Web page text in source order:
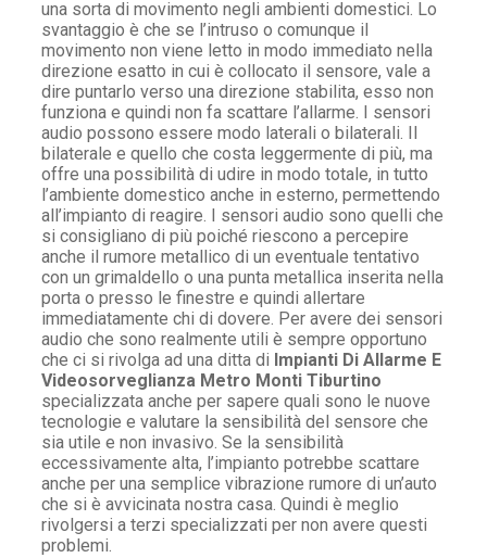
una sorta di movimento negli ambienti domestici. Lo
svantaggio è che se l’intruso o comunque il
movimento non viene letto in modo immediato nella
direzione esatto in cui è collocato il sensore, vale a
dire puntarlo verso una direzione stabilita, esso non
funziona e quindi non fa scattare l’allarme. I sensori
audio possono essere modo laterali o bilaterali. Il
bilaterale e quello che costa leggermente di più, ma
offre una possibilità di udire in modo totale, in tutto
l’ambiente domestico anche in esterno, permettendo
all’impianto di reagire. I sensori audio sono quelli che
si consigliano di più poiché riescono a percepire
anche il rumore metallico di un eventuale tentativo
con un grimaldello o una punta metallica inserita nella
porta o presso le finestre e quindi allertare
immediatamente chi di dovere. Per avere dei sensori
audio che sono realmente utili è sempre opportuno
che ci si rivolga ad una ditta di Impianti Di Allarme E
Videosorveglianza Metro Monti Tiburtino
specializzata anche per sapere quali sono le nuove
tecnologie e valutare la sensibilità del sensore che
sia utile e non invasivo. Se la sensibilità
eccessivamente alta, l’impianto potrebbe scattare
anche per una semplice vibrazione rumore di un’auto
che si è avvicinata nostra casa. Quindi è meglio
rivolgersi a terzi specializzati per non avere questi
problemi.